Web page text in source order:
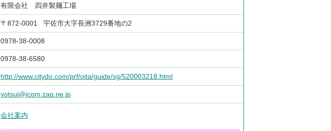
有限会社 四井製麺工場
〒872-0001 宇佐市大字長洲3729番地の2
0978-38-0008
0978-38-6580
http://www.citydo.com/prf/oita/guide/sg/520003218.html
yotsui@jcom.zaq.ne.jp
会社案内